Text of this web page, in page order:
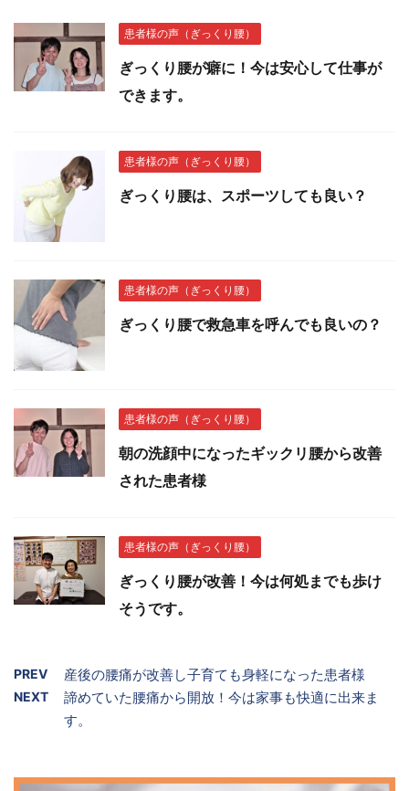
患者様の声（ぎっくり腰）
ぎっくり腰が癖に！今は安心して仕事が
できます。
患者様の声（ぎっくり腰）
ぎっくり腰は、スポーツしても良い？
患者様の声（ぎっくり腰）
ぎっくり腰で救急車を呼んでも良いの？
患者様の声（ぎっくり腰）
朝の洗顔中になったギックリ腰から改善
された患者様
患者様の声（ぎっくり腰）
ぎっくり腰が改善！今は何処までも歩け
そうです。
PREV 産後の腰痛が改善し子育ても身軽になった患者様
NEXT
諦めていた腰痛から開放！今は家事も快適に出来ま
す。